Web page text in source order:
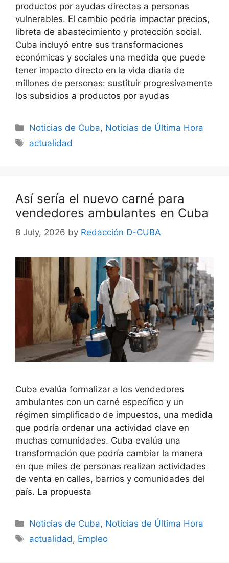
productos por ayudas directas a personas
vulnerables. El cambio podría impactar precios,
libreta de abastecimiento y protección social.
Cuba incluyó entre sus transformaciones
económicas y sociales una medida que puede
tener impacto directo en la vida diaria de
millones de personas: sustituir progresivamente
los subsidios a productos por ayudas
Categories
Noticias de Cuba, Noticias de Última Hora
Tags
actualidad
Así sería el nuevo carné para
vendedores ambulantes en Cuba
8 July, 2026 by Redacción D-CUBA
Cuba evalúa formalizar a los vendedores
ambulantes con un carné específico y un
régimen simplificado de impuestos, una medida
que podría ordenar una actividad clave en
muchas comunidades. Cuba evalúa una
transformación que podría cambiar la manera
en que miles de personas realizan actividades
de venta en calles, barrios y comunidades del
país. La propuesta
Categories
Noticias de Cuba, Noticias de Última Hora
Tags
actualidad , Empleo